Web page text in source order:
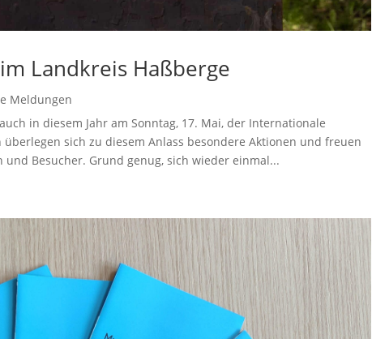
Landkreis Haßberge
Meldungen
in diesem Jahr am Sonntag, 17. Mai, der Internationale
sich zu diesem Anlass besondere Aktionen und freuen
Besucher. Grund genug, sich wieder einmal...